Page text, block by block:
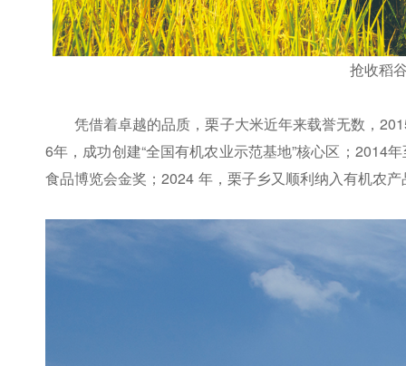
抢收稻
凭借着卓越的品质，栗子大米近年来载誉无数，
6年，成功创建“全国有机农业示范基地”核心区；2014
食品博览会金奖；2024 年，栗子乡又顺利纳入有机农